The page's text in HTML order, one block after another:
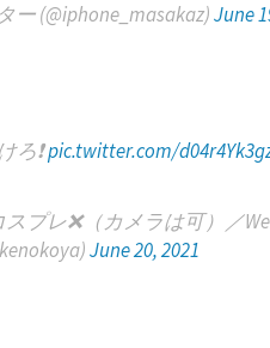
ー (@iphone_masakaz)June
ろ❗️pic.twitter.com/
プレ❌（カメラは可）／
June 20, 2021